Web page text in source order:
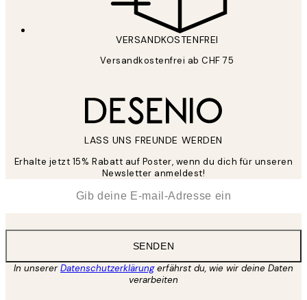
VERSANDKOSTENFREI
Versandkostenfrei ab CHF 75
LASS UNS FREUNDE WERDEN
Erhalte jetzt 15% Rabatt auf Poster, wenn du dich für unseren
Newsletter anmeldest!
SENDEN
In unsererDatenschutzerklärungerfährst du, wie wir deine Daten
verarbeiten